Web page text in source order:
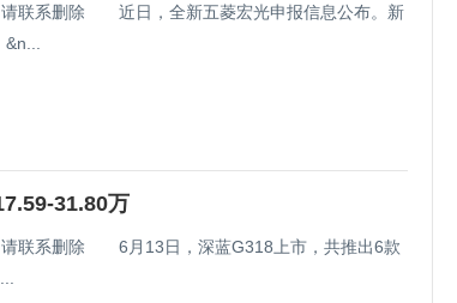
请联系删除 近日，全新五菱宏光申报信息公布。新
车也首次推出了纯电版车型。 &n...
31.80万
请联系删除 6月13日，深蓝G318上市，共推出6款